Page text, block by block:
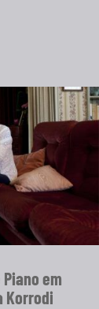
em
Korrodi